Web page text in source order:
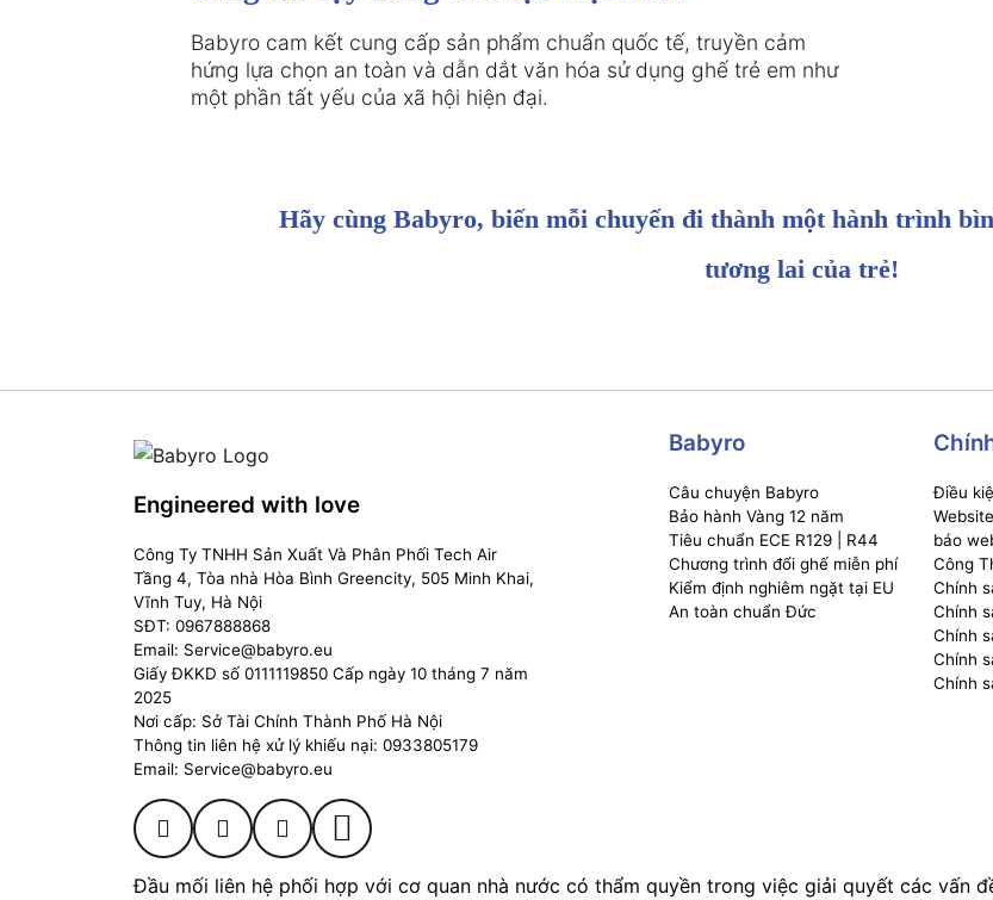
Babyro cam kết cung cấp sản phẩm chuẩn quốc tế, truyền cảm
hứng lựa chọn an toàn và dẫn dắt văn hóa sử dụng ghế trẻ em như
một phần tất yếu của xã hội hiện đại.
Hãy cùng Babyro, biến mỗi chuyến đi thành một hành trình
tương lai của trẻ!
Engineered with love
Công Ty TNHH Sản Xuất Và Phân Phối Tech Air
Tầng 4, Tòa nhà Hòa Bình Greencity, 505 Minh Khai,
Vĩnh Tuy, Hà Nội
SĐT: 0967888868
Email: Service@babyro.eu
Giấy ĐKKD số 0111119850 Cấp ngày 10 tháng 7 năm
2025
Nơi cấp: Sở Tài Chính Thành Phố Hà Nội
Thông tin liên hệ xử lý khiếu nại: 0933805179
Email: Service@babyro.eu
Babyro
Câu chuyện Babyro
Bảo hành Vàng 12 năm
Tiêu chuẩn ECE R129 | R44
Chương trình đổi ghế miễn phí
Kiểm định nghiêm ngặt tại EU
An toàn chuẩn Đức
Điều
báo
Công
Chính
Chính
Chính
Chính
Chính
Đầu mối liên hệ phối hợp với cơ quan nhà nước có thẩm quyền trong việc giải quyết các vấn